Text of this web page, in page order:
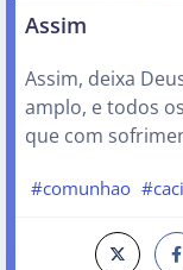
Assim
Assim, deixa
amplo, e todos
que com
#comunhao